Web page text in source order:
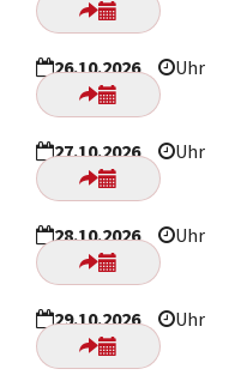
26.10.2026 Uhr
27.10.2026 Uhr
28.10.2026 Uhr
29.10.2026 Uhr